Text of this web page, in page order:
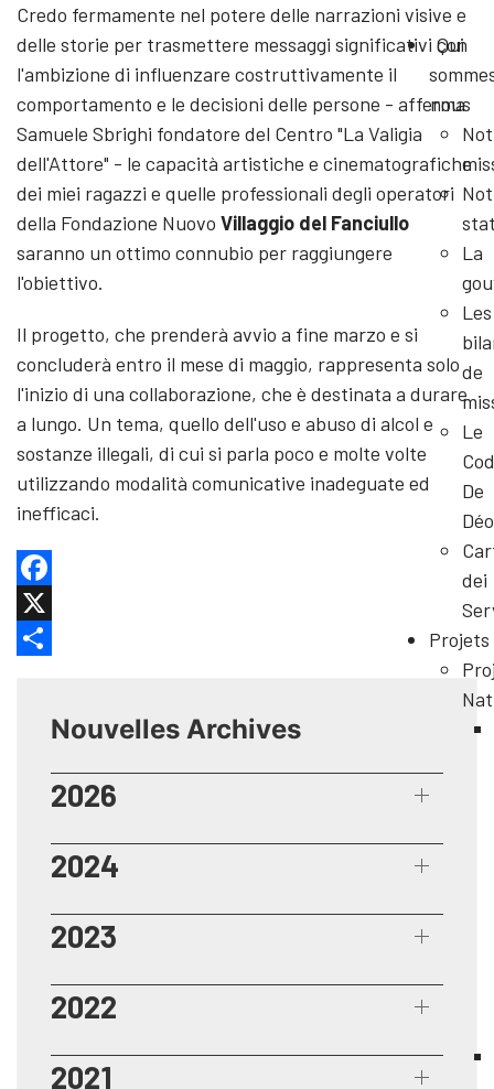
Qui
nous
La
Les
de
Le
De
dei
Projets
Credo fermamente nel potere delle narrazioni visive e
delle storie per trasmettere messaggi significativi con
l'ambizione di influenzare costruttivamente il
comportamento e le decisioni delle persone - afferma
Samuele Sbrighi fondatore del Centro "La Valigia
dell'Attore" - le capacità artistiche e cinematografiche
dei miei ragazzi e quelle professionali degli operatori
della Fondazione Nuovo Villaggio del Fanciullo
saranno un ottimo connubio per raggiungere
l'obiettivo.
Il progetto, che prenderà avvio a fine marzo e si
concluderà entro il mese di maggio, rappresenta solo
l'inizio di una collaborazione, che è destinata a durare
a lungo. Un tema, quello dell'uso e abuso di alcol e
sostanze illegali, di cui si parla poco e molte volte
utilizzando modalità comunicative inadeguate ed
inefficaci.
Facebook
X
Nouvelles Archives
2026
2024
2023
2022
2021